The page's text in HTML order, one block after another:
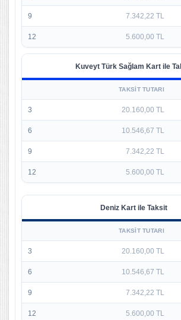
9 7.342,22 TL
12 5.600,00 TL
Kuveyt Türk Sağlam Kart ile
TAKSIT TUTARI
3 20.160,00 TL
6 10.546,67 TL
9 7.342,22 TL
12 5.600,00 TL
Deniz Kart ile Taksit
TAKSIT TUTARI
3 20.160,00 TL
6 10.546,67 TL
9 7.342,22 TL
12 5.600,00 TL